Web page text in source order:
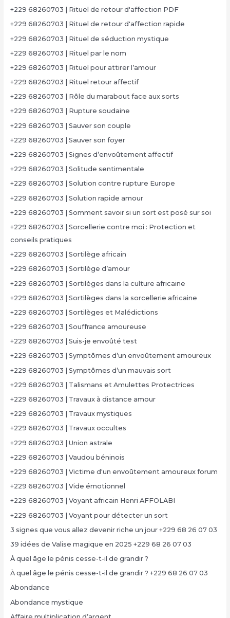
+229 68260703 | Rituel de retour d'affection PDF
+229 68260703 | Rituel de retour d'affection rapide
+229 68260703 | Rituel de séduction mystique
+229 68260703 | Rituel par le nom
+229 68260703 | Rituel pour attirer l’amour
+229 68260703 | Rituel retour affectif
+229 68260703 | Rôle du marabout face aux sorts
+229 68260703 | Rupture soudaine
+229 68260703 | Sauver son couple
+229 68260703 | Sauver son foyer
+229 68260703 | Signes d’envoûtement affectif
+229 68260703 | Solitude sentimentale
+229 68260703 | Solution contre rupture Europe
+229 68260703 | Solution rapide amour
+229 68260703 | Somment savoir si un sort est posé sur soi
+229 68260703 | Sorcellerie contre moi : Protection et
conseils pratiques
+229 68260703 | Sortilège africain
+229 68260703 | Sortilège d’amour
+229 68260703 | Sortilèges dans la culture africaine
+229 68260703 | Sortilèges dans la sorcellerie africaine
+229 68260703 | Sortilèges et Malédictions
+229 68260703 | Souffrance amoureuse
+229 68260703 | Suis-je envoûté test
+229 68260703 | Symptômes d’un envoûtement amoureux
+229 68260703 | Symptômes d’un mauvais sort
+229 68260703 | Talismans et Amulettes Protectrices
+229 68260703 | Travaux à distance amour
+229 68260703 | Travaux mystiques
+229 68260703 | Travaux occultes
+229 68260703 | Union astrale
+229 68260703 | Vaudou béninois
+229 68260703 | Victime d'un envoûtement amoureux forum
+229 68260703 | Vide émotionnel
+229 68260703 | Voyant africain Henri AFFOLABI
+229 68260703 | Voyant pour détecter un sort
3 signes que vous allez devenir riche un jour +229 68 26 07 03
39 idées de Valise magique en 2025 +229 68 26 07 03
À quel âge le pénis cesse-t-il de grandir ?
À quel âge le pénis cesse-t-il de grandir ? +229 68 26 07 03
Abondance
Abondance mystique